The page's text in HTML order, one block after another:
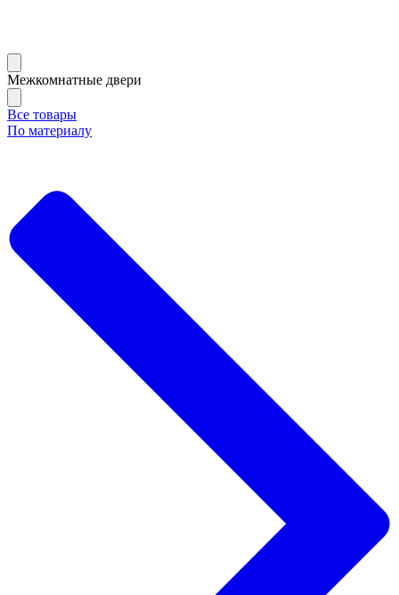
Межкомнатные двери
Все товары
По материалу